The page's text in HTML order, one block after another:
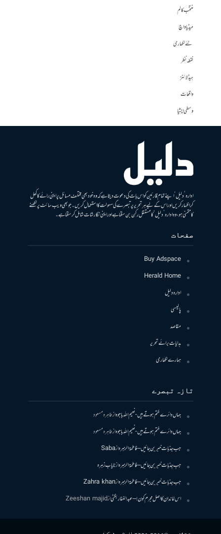
منتخب کالم
میڈیا واچ
نئے لکھاری
نقطہ نظر
ہیڈلائنز
واقعات
وسطی ایشیا
ادارہ ’دلیل‘ اپنے تمام قارئین کو اس بات کی دعوت دیتا ہے کہ وہ خود بھی مختلف مسائل پر اپنی رائے کا کھل
کر اظہار کریں اور اس کے لیے ہر تحریر پر تبصرے کی سہولت کا استعمال کریں۔ جو بھی ویب سائٹ پر لکھنے
کا متمنی ہو، وہ ادارہ ’دلیل‘ کا مستقل رکن بن سکتا ہے اور اپنی نگارشات شامل کرسکتا ہے۔
صفحات
Buy Adspace
Herald Home
ادارہ دلیل
پالیسی
مقاصد
ہدایات برائے تحریر
ہمارے لکھاری
تازہ تبصرے
جہاں دائرے ختم ہوتے ہیں- نعیم اللہ باجوہازطاہرہ مسعود
جہاں دائرے ختم ہوتے ہیں- نعیم اللہ باجوہازطاہرہ مسعود
جب جذبات خبر بن جائیں – فاطمۃالزہرہازSaba
جب جذبات خبر بن جائیں – فاطمۃالزہرہازنایاب زہرہ
جب جذبات خبر بن جائیں – فاطمۃالزہرہازZahra khan
اس خاندان کا اصل مجرم کون! – عبدالغفار بگٹیازZeeshan majid